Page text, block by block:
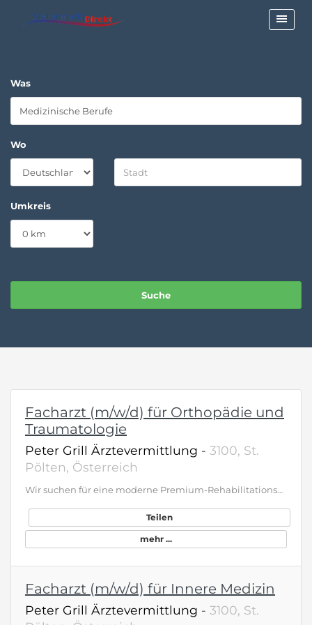
Was
Wo
Umkreis
Facharzt (m/w/d) für Orthopädie und
Traumatologie
Peter Grill Ärztevermittlung - 3100, St.
Pölten, Österreich
Wir suchen für eine moderne Premium-Rehabilitationsklinik mit rd. 170 Betten im attraktiven Umland von Wien / ÖSTERREICH engagierte Verstärkung: Facharzt (m/w/d) für Orthopädie und TraumatologieDie Rehaklinik betreut Patient:innen mit Erkrankungen des Bewegungs- und Stützapparates, vor allem nach orthopädischen Eingriffen sowie mit Erkrankungen des rheumatologischen Formenkreises. Sie begleiten, eingebettet in ein versiertes, interdisziplinäres Team, Menschen auf ihrem Weg zurück in ein aktives, möglichst schmerzfreieres Leben. Das Haus legt Wert auf einen strukturierten, herzlichen Onboardingprozess, der Ankommen erlaubt und zeichnet sich durch die Kombination aus medizinischer Exzellenz und Menschlichkeit aus. Geboten wird: Sinnstiftende, ärztliche Tätigkeit in einer Klinik, in der ein respektvolles Miteinander gelebt wird Ausreichend Zeit für das Aufnahmegespräch Bis zu 10 Tage Fortbildung p.a. Attraktive Arbeitszeiten – ideal für eine gute Work-Life-Balance. Eigene Garconniere für 24 Std.-Dienste Fixer Ordinationsraum und moderne, digital unterstützte Dokumentation Attraktive Bezahlung Langfristige Perspektive – unbefristete Anstellung Leben und Arbeiten nahe Wien – urban angebunden und gleichzeitig im Grünen Gesucht wird eine empathische und teamorientierte Persönlichkeit mit Facharztdiplom und mit Erfahrung in / Interesse an der rehabilitativen Medizin, die den intensiven, nachhaltigen Kontakt zu den Patienten schätzt. Sie möchten Medizin wieder so ausüben, wie sie gedacht ist – mit Zeit, Tiefe und echter Wirkung? Dann freuen wir uns darauf, Sie kennenzulernen.
Teilen
mehr ...
Facharzt (m/w/d) für Innere Medizin
Peter Grill Ärztevermittlung - 3100, St.